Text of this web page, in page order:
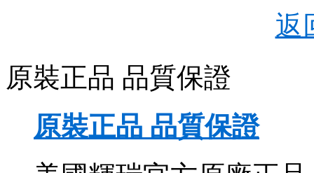
返
原裝正品 品質保證
原裝正品 品質保證